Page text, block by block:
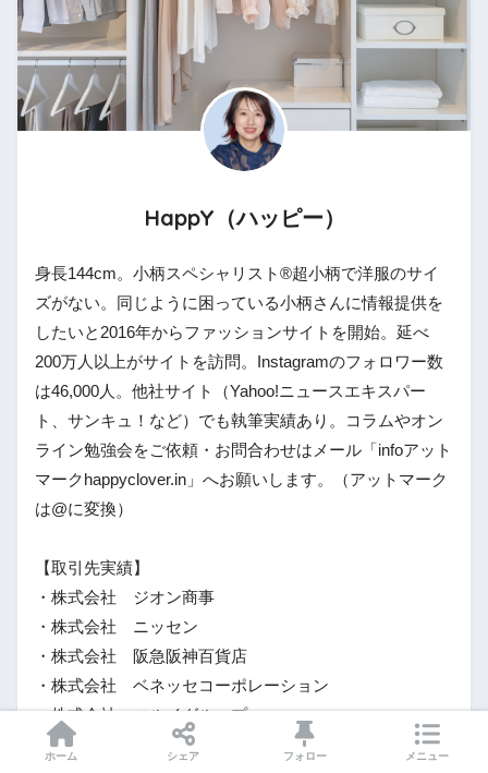
HappY（ハッピー）
身長144cm。小柄スペシャリスト®︎超小柄で洋服のサイ
ズがない。同じように困っている小柄さんに情報提供を
したいと2016年からファッションサイトを開始。延べ
200万人以上がサイトを訪問。Instagramのフォロワー数
は46,000人。他社サイト（Yahoo!ニュースエキスパー
ト、サンキュ！など）でも執筆実績あり。コラムやオン
ライン勉強会をご依頼・お問合わせはメール「infoアット
マークhappyclover.in」へお願いします。（アットマーク
は@に変換）
【取引先実績】
・株式会社 ジオン商事
・株式会社 ニッセン
・株式会社 阪急阪神百貨店
・株式会社 ベネッセコーポレーション
・株式会社 マルイグループ
※あいうえお順
ホーム シェア フォロー メニュー